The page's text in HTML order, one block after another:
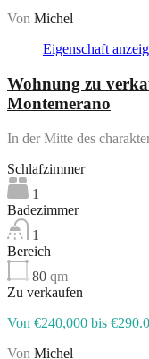
Von Michel
Eigenschaft
Wohnung zu
Montemerano
In der Mitte des
Schlafzimmer
1
Badezimmer
1
Bereich
80 qm
Zu verkaufen
Von €240,000 bis
Von Michel